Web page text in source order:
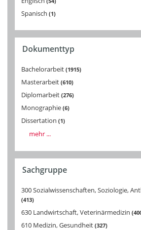
Spanisch 1
Dokumenttyp
Bachelorarbeit 1915
Masterarbeit 610
Diplomarbeit 276
Monographie 6
Dissertation 1
mehr ...
Sachgruppe
300 Sozialwissenschaften, Soziologie,
413
630 Landwirtschaft, Veterinärmedizin
610 Medizin, Gesundheit 327